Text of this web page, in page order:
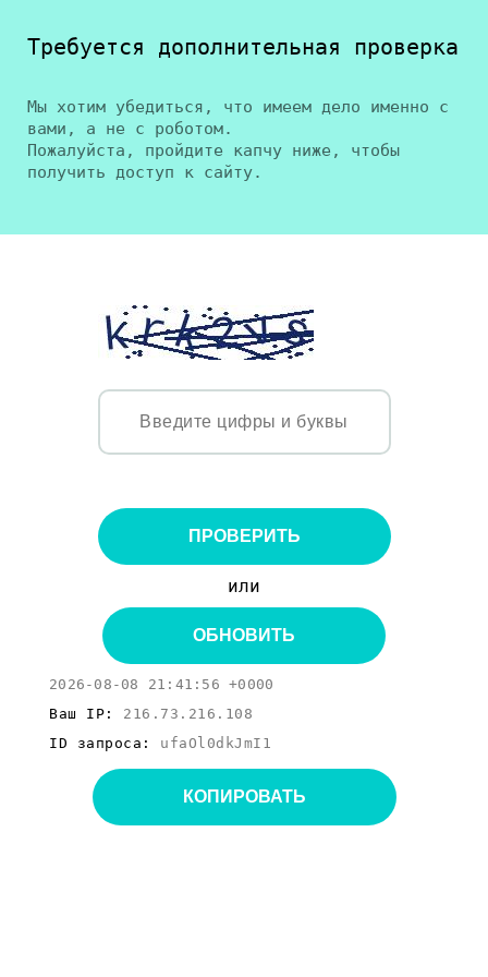
Требуется дополнительная проверка
Мы хотим убедиться, что имеем дело именно с
вами, а не с роботом.
Пожалуйста, пройдите капчу ниже, чтобы
получить доступ к сайту.
ПРОВЕРИТЬ
или
ОБНОВИТЬ
2026-08-08 21:41:56 +0000
Ваш IP: 216.73.216.108
ID запроса: ufaOl0dkJmI1
КОПИРОВАТЬ